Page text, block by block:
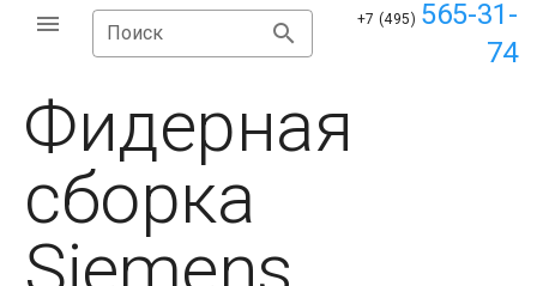
Поиск
+7 (495) 565-31-
74
Фидерная
сборка